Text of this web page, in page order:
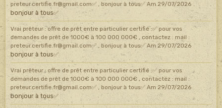
preteur.certifie.fr@gmail.com✅ , bonjour à tous✅ Am 29/07/2026
bonjour à tous✅
Vrai prêteur : offre de prêt entre particulier certifié :✅ pour vos
demandes de prêt de 1000€ à 100 000 000€ , contactez : mail :
preteur.certifie.fr@gmail.com✅ , bonjour à tous✅ Am 29/07/2026
bonjour à tous✅
Vrai prêteur : offre de prêt entre particulier certifié :✅ pour vos
demandes de prêt de 1000€ à 100 000 000€ , contactez : mail :
preteur.certifie.fr@gmail.com✅ , bonjour à tous✅ Am 29/07/2026
bonjour à tous✅